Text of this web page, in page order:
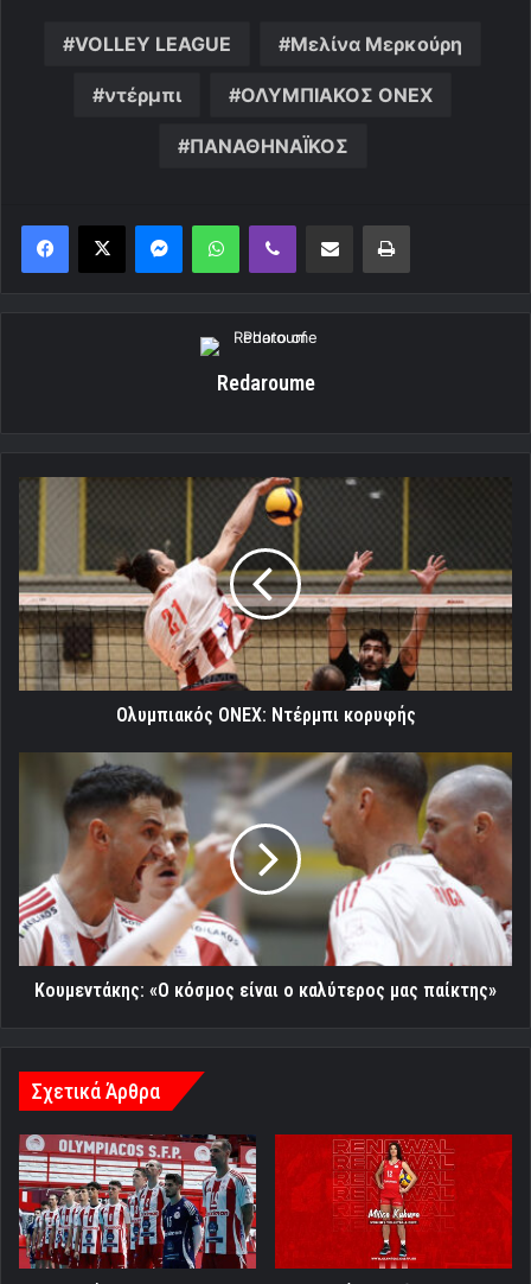
VOLLEY LEAGUE Μελίνα Μερκούρη
ντέρμπι ΟΛΥΜΠΙΑΚΟΣ ONEX
ΠΑΝΑΘΗΝΑΪΚΟΣ
MessengerWhatsAppViber Κοινοποίηση μέσω ηλεκτρονικού ταχυδρομείουΕκτύπωση
Redaroume
Ολυμπιακός
ONEX:
Ντέρμπι
Ολυμπιακός ONEX: Ντέρμπι κορυφής
Κουμεντάκης:
κόσμος
καλύτερος
μας
παίκτης»
Κουμεντάκης: «Ο κόσμος είναι ο καλύτερος μας παίκτης»
Σχετικά Άρθρα